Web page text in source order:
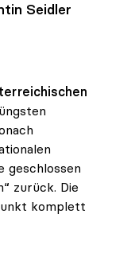
Seidler
geschlossen
zurück. Die
komplett
über